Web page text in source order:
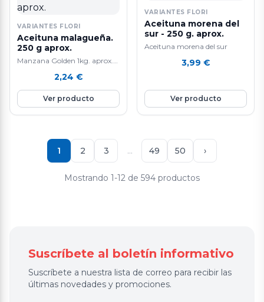
VARIANTES FLORI
Aceituna malagueña.
250 g aprox.
Manzana Golden 1kg. aprox.
fruta nutritiva e hidratante ya
que está compuesta por agua
en un 85%, aporta vitamina E
y C, rica en fibra y en potasio.
intestinal. Ayuda a controlar
el colesterol.
2,24 €
Ver producto
VARIANTES FLORI
Aceituna morena del
sur - 250 g. aprox.
Aceituna morena del sur
3,99 €
Ver producto
1 2 3 … 49 50 ›
Mostrando 1-12 de 594 productos
Suscríbete al boletín informativo
Suscríbete a nuestra lista de correo para recibir las
últimas novedades y promociones.